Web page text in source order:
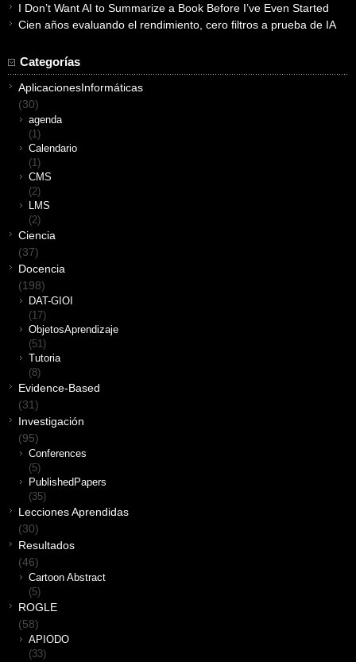
I Don’t Want AI to Summarize a Book Before I’ve Even Started
Cien años evaluando el rendimiento, cero filtros a prueba de IA
Categorías
AplicacionesInformáticas
(30)
agenda
(1)
Calendario
(1)
CMS
(2)
LMS
(2)
Ciencia
(37)
Docencia
(198)
DAT-GIOI
(17)
ObjetosAprendizaje
(51)
Tutoria
(8)
Evidence-Based
(31)
Investigación
(95)
Conferences
(5)
PublishedPapers
(35)
Lecciones Aprendidas
(30)
Resultados
(46)
Cartoon Abstract
(5)
ROGLE
(58)
APIODO
(33)